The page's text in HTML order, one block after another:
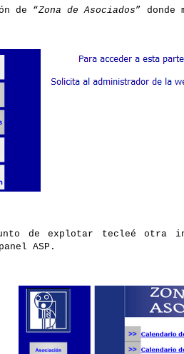
de “Zona de Asociados” donde
de explotar tecleé otra
ASP.